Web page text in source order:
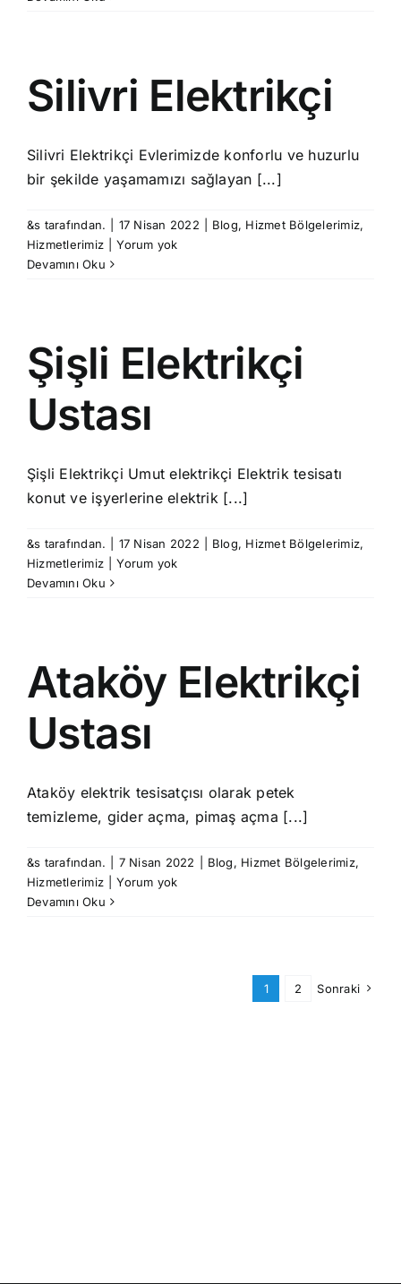
Silivri Elektrikçi
Silivri Elektrikçi Evlerimizde konforlu ve huzurlu
bir şekilde yaşamamızı sağlayan [...]
&s tarafından. 17 Nisan 2022 Blog, Hizmet Bölgelerimiz,
Hizmetlerimiz
Yorum yok
Devamını Oku
Şişli Elektrikçi
Ustası
Şişli Elektrikçi Umut elektrikçi Elektrik tesisatı
konut ve işyerlerine elektrik [...]
&s tarafından. 17 Nisan 2022 Blog, Hizmet Bölgelerimiz,
Hizmetlerimiz
Yorum yok
Devamını Oku
Ataköy Elektrikçi
Ustası
Ataköy elektrik tesisatçısı olarak petek
temizleme, gider açma, pimaş açma [...]
&s tarafından. 7 Nisan 2022 Blog, Hizmet Bölgelerimiz,
Hizmetlerimiz
Yorum yok
Devamını Oku
1 2 Sonraki